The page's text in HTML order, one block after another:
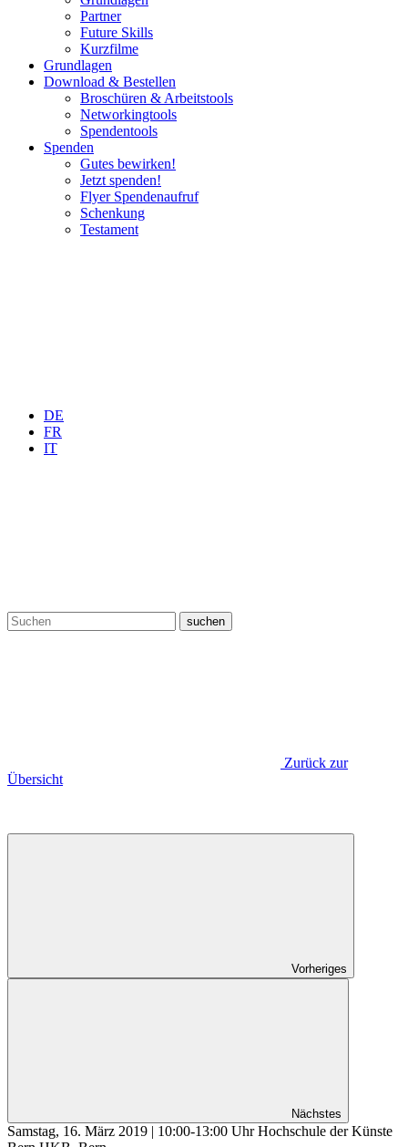
Partner
Future Skills
Kurzfilme
Grundlagen
Download & Bestellen
Broschüren & Arbeitstools
Networkingtools
Spendentools
Spenden
Gutes bewirken!
Jetzt spenden!
Flyer Spendenaufruf
Schenkung
Testament
DE
FR
IT
suchen
Zurück zur
Übersicht
Vorheriges
Nächstes
Samstag, 16. März 2019 | 10:00-13:00 Uhr Hochschule der Künste